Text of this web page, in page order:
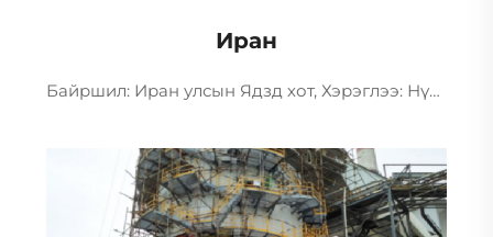
Иран
Байршил: Иран улсын Ядзд хот, Хэрэглээ: Нүүрстөрөгчийн түүхий тал халаагуур ба нэг туннель цахилгаан халаагуур, Дэлгэрэнгүй: Шохой-гипсийг хүхрийн хүчил шингээхэд хэрэглэх ба, SNCR-ыг азотын хүлэр бууруулахад хэрэглэнэ; цахилгаан халаагуурын утаа боловсруулах чадал нэгжийн ...